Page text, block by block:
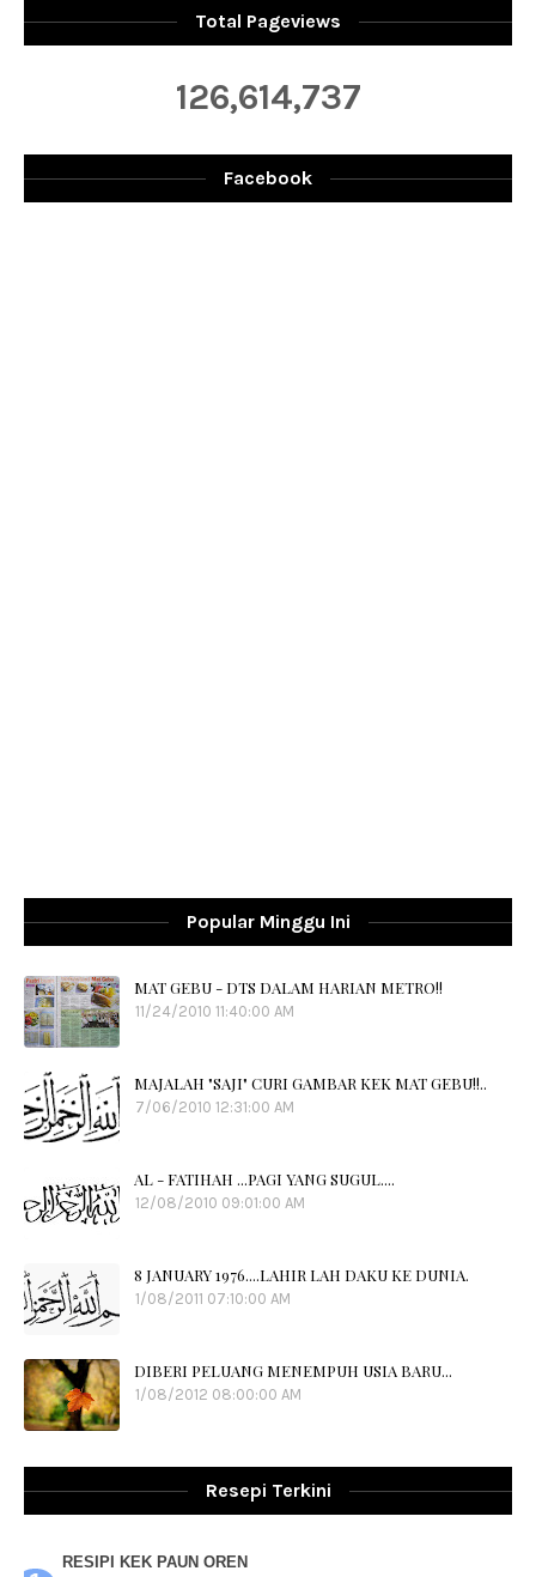
Total Pageviews
126,614,737
Facebook
Popular Minggu Ini
MAT GEBU - DTS DALAM HARIAN METRO!!
11/24/2010 11:40:00 AM
MAJALAH "SAJI" CURI GAMBAR KEK MAT GEBU!!..
7/06/2010 12:31:00 AM
AL - FATIHAH ...PAGI YANG SUGUL....
12/08/2010 09:01:00 AM
8 JANUARY 1976....LAHIR LAH DAKU KE DUNIA.
1/08/2011 07:10:00 AM
DIBERI PELUANG MENEMPUH USIA BARU...
1/08/2012 08:00:00 AM
Resepi Terkini
RESIPI KEK PAUN OREN